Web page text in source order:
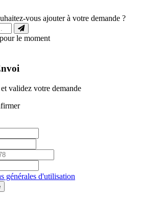
vous ajouter à votre demande ?
le moment
validez votre demande
générales d'utilisation